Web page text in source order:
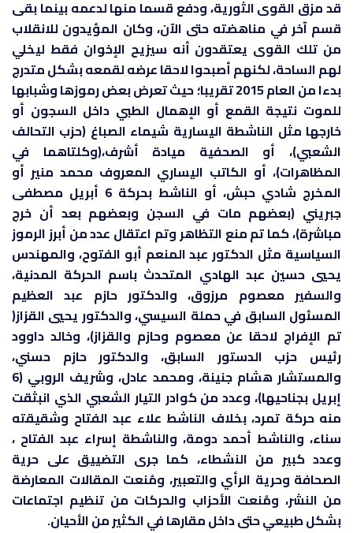
قد مزق القوى الثورية، ودفع قسما منها لدعمه بينما بقى
قسم آخر في مناهضته حتى الآن، وكان المؤيدون للانقلاب
من تلك القوى يعتقدون أنه سيزيح الإخوان فقط ليخلي
لهم الساحة، لكنهم أصبحوا لاحقا عرضه لقمعه بشكل متدرج
بدءا من العام 2015 تقريبا؛ حيث تعرض بعض رموزها وشبابها
للموت نتيجة القمع أو الإهمال الطبي داخل السجون أو
خارجها مثل الناشطة اليسارية شيماء الصباغ (حزب التحالف
الشعبي)، أو الصحفية ميادة أشرف،(وكلتاهما في
المظاهرات)، أو الكاتب اليساري المعروف محمد منير أو
المخرج شادي حبش، أو الناشط بحركة 6 أبريل مصطفى
جبريني (بعضهم مات في السجن وبعضهم بعد أن خرج
مباشرة)، كما تم منع التظاهر وتم اعتقال عدد من أبرز الرموز
السياسية مثل الدكتور عبد المنعم أبو الفتوح، والمهندس
يحيي حسين عبد الهادي المتحدث باسم الحركة المدنية،
والسفير معصوم مرزوق، والدكتور حازم عبد العظيم
المسئول السابق في حملة السيسي، والدكتور يحيي القزاز(
تم الإفراج لاحقا عن معصوم وحازم والقزاز)، وخالد داوود
رئيس حزب الدستور السابق، والدكتور حازم حسني،
والمستشار هشام جنينة، ومحمد عادل، وشريف الروبي (6
إبريل بجناحيها)، وعدد من كوادر التيار الشعبي الذي انبثقت
منه حركة تمرد، بخلاف الناشط علاء عبد الفتاح وشقيقته
سناء، والناشط أحمد دومة، والناشطة إسراء عبد الفتاح ،
وعدد كبير من النشطاء، كما جرى التضييق على حرية
الصحافة وحرية الرأي والتعبير، ومُنعت المقالات المعارضة
من النشر، ومُنعت الأحزاب والحركات من تنظيم اجتماعات
بشكل طبيعي حتى داخل مقارها في الكثير من الأحيان.